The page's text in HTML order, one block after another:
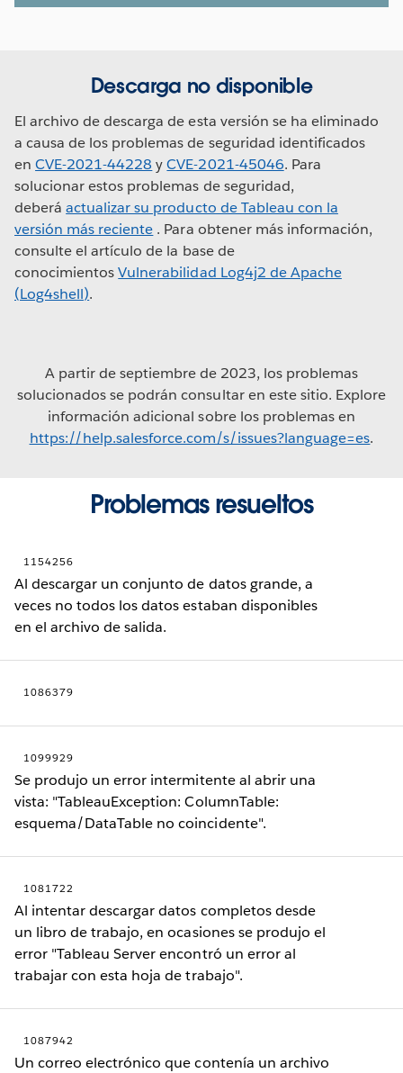
Descarga no disponible
El archivo de descarga de esta versión se ha eliminado
a causa de los problemas de seguridad identificados
enCVE-2021-44228 yCVE-2021-45046. Para
solucionar estos problemas de seguridad,
deberáactualizar su producto de Tableau con la
versión más reciente . Para obtener más información,
consulte el artículo de la base de
conocimientosVulnerabilidad Log4j2 de Apache
(Log4shell).
A partir de septiembre de 2023, los problemas
solucionados se podrán consultar en este sitio. Explore
información adicional sobre los problemas en
https://help.salesforce.com/s/issues?language=es.
Problemas resueltos
1154256
Al descargar un conjunto de datos grande, a
veces no todos los datos estaban disponibles
en el archivo de salida.
1086379
1099929
Se produjo un error intermitente al abrir una
vista: "TableauException: ColumnTable:
esquema/DataTable no coincidente".
1081722
Al intentar descargar datos completos desde
un libro de trabajo, en ocasiones se produjo el
error "Tableau Server encontró un error al
trabajar con esta hoja de trabajo".
1087942
Un correo electrónico que contenía un archivo